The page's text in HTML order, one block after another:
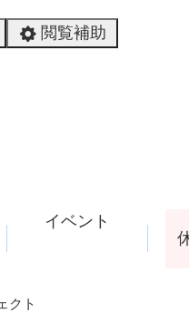
閲覧補助
イベント
クト